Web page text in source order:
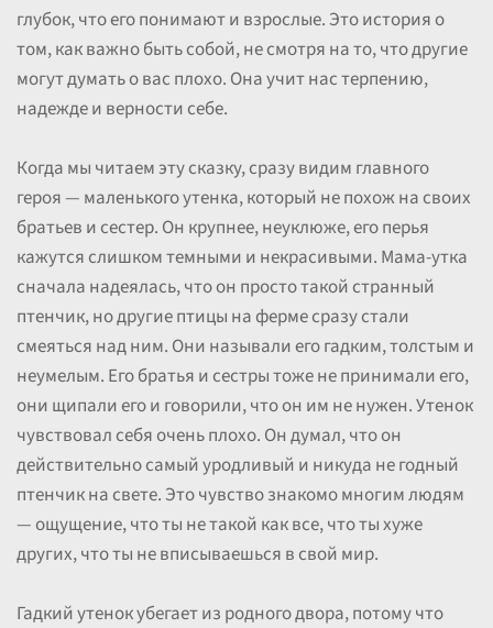
глубок, что его понимают и взрослые. Это история о
том, как важно быть собой, не смотря на то, что другие
могут думать о вас плохо. Она учит нас терпению,
надежде и верности себе.
Когда мы читаем эту сказку, сразу видим главного
героя — маленького утенка, который не похож на своих
братьев и сестер. Он крупнее, неуклюже, его перья
кажутся слишком темными и некрасивыми. Мама-утка
сначала надеялась, что он просто такой странный
птенчик, но другие птицы на ферме сразу стали
смеяться над ним. Они называли его гадким, толстым и
неумелым. Его братья и сестры тоже не принимали его,
они щипали его и говорили, что он им не нужен. Утенок
чувствовал себя очень плохо. Он думал, что он
действительно самый уродливый и никуда не годный
птенчик на свете. Это чувство знакомо многим людям
— ощущение, что ты не такой как все, что ты хуже
других, что ты не вписываешься в свой мир.
Гадкий утенок убегает из родного двора, потому что